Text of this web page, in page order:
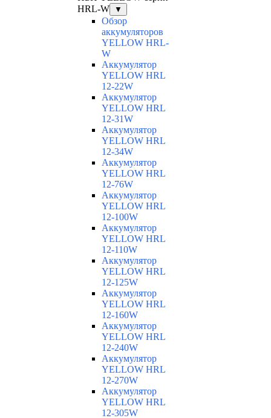
HRL-W
▼
Обзор
аккумуляторов
YELLOW HRL-
W
Аккумулятор
YELLOW HRL
12-22W
Аккумулятор
YELLOW HRL
12-31W
Аккумулятор
YELLOW HRL
12-34W
Аккумулятор
YELLOW HRL
12-76W
Аккумулятор
YELLOW HRL
12-100W
Аккумулятор
YELLOW HRL
12-110W
Аккумулятор
YELLOW HRL
12-125W
Аккумулятор
YELLOW HRL
12-160W
Аккумулятор
YELLOW HRL
12-240W
Аккумулятор
YELLOW HRL
12-270W
Аккумулятор
YELLOW HRL
12-305W